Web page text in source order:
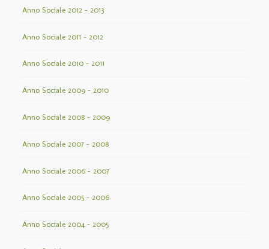
Anno Sociale 2012 – 2013
Anno Sociale 2011 – 2012
Anno Sociale 2010 – 2011
Anno Sociale 2009 – 2010
Anno Sociale 2008 – 2009
Anno Sociale 2007 – 2008
Anno Sociale 2006 – 2007
Anno Sociale 2005 – 2006
Anno Sociale 2004 – 2005